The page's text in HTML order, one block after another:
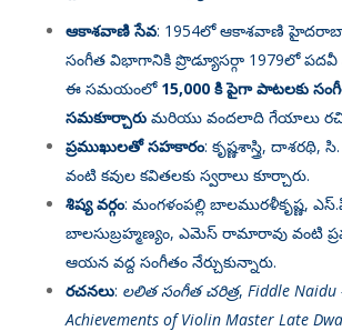
ఆకాశవాణి సేవ: 1954లో ఆకాశవాణి
సంగీత విభాగానికి ప్రొడ్యూసర్గా 1979లో
ఈ సమయంలో 15,000 కి పైగా పాటలకు
సమకూర్చారుమరియు వందలాది గేయాలు
ప్రముఖులతో సహకారం: కృష్ణశాస్త్రి,
వంటి కవుల కవితలకు స్వరాలు కూర్చారు.
శిష్య వర్గం: మంగళంపల్లి బాలమురళీకృష్ణ,
బాలసుబ్రహ్మణ్యం, ఎమెస్ రామారావు వంటి
ఆయన వద్ద సంగీతం నేర్చుకున్నారు.
రచనలు: లలిత సంగీత చరిత్ర, Fiddle Naidu
Achievements of Violin Master Late